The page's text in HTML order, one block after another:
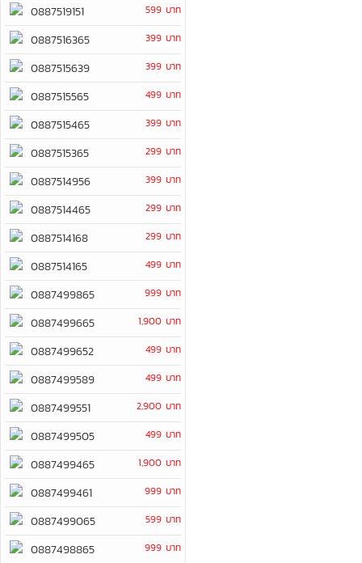
0887519151 599 บาท
0887516365 399 บาท
0887515639 399 บาท
0887515565 499 บาท
0887515465 399 บาท
0887515365 299 บาท
0887514956 399 บาท
0887514465 299 บาท
0887514168 299 บาท
0887514165 499 บาท
0887499865 999 บาท
0887499665 1,900 บาท
0887499652 499 บาท
0887499589 499 บาท
0887499551 2,900 บาท
0887499505 499 บาท
0887499465 1,900 บาท
0887499461 999 บาท
0887499065 599 บาท
0887498865 999 บาท